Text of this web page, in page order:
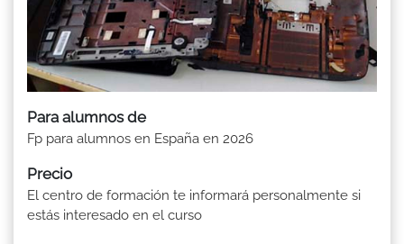
Para alumnos de
Fp para alumnos en España en 2026
Precio
El centro de formación te informará personalmente si
estás interesado en el curso